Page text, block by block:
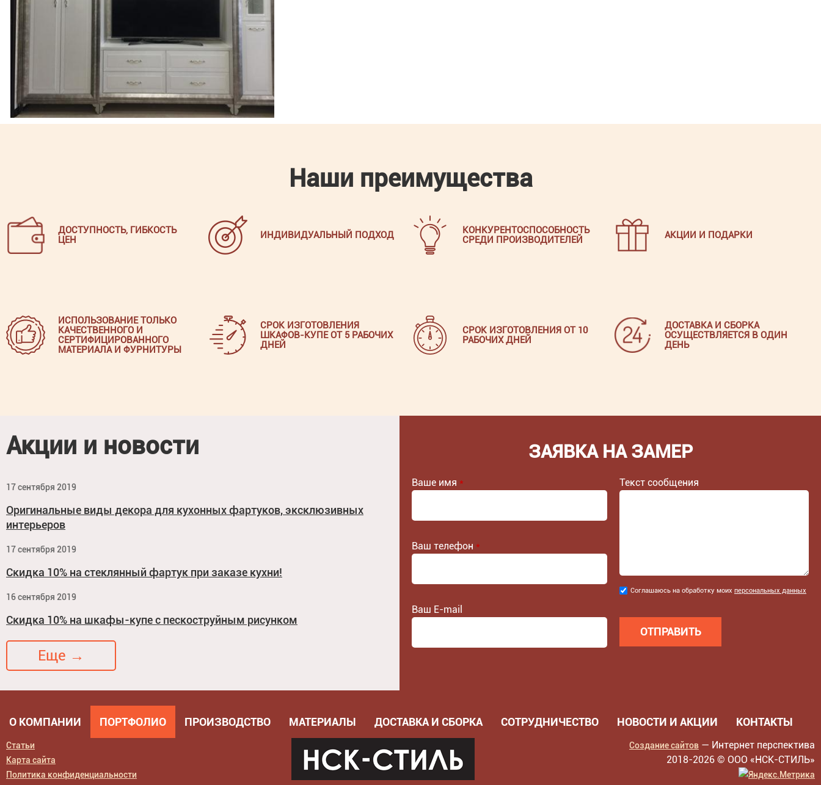
Наши преимущества
ДОСТУПНОСТЬ, ГИБКОСТЬ
ЦЕН
ИНДИВИДУАЛЬНЫЙ ПОДХОД
КОНКУРЕНТОСПОСОБНОСТЬ
СРЕДИ ПРОИЗВОДИТЕЛЕЙ
АКЦИИ И ПОДАРКИ
ИСПОЛЬЗОВАНИЕ ТОЛЬКО
КАЧЕСТВЕННОГО И
СЕРТИФИЦИРОВАННОГО
МАТЕРИАЛА И ФУРНИТУРЫ
СРОК ИЗГОТОВЛЕНИЯ
ШКАФОВ-КУПЕ ОТ 5 РАБОЧИХ
ДНЕЙ
СРОК ИЗГОТОВЛЕНИЯ ОТ 10
РАБОЧИХ ДНЕЙ
ДОСТАВКА И СБОРКА
ОСУЩЕСТВЛЯЕТСЯ В ОДИН
ДЕНЬ
Акции и новости
17 сентября 2019
Оригинальные виды декора для кухонных фартуков, эксклюзивных
интерьеров
17 сентября 2019
Скидка 10% на стеклянный фартук при заказе кухни!
16 сентября 2019
Скидка 10% на шкафы-купе с пескоструйным рисунком
Еще →
ЗАЯВКА НА ЗАМЕР
Ваше имя *
Ваш телефон *
Ваш E-mail
Текст сообщения
Соглашаюсь
данных
Соглашаюсь на обработку моих персональных данных
О КОМПАНИИ ПОРТФОЛИО ПРОИЗВОДСТВО МАТЕРИАЛЫ ДОСТАВКА И СБОРКА СОТРУДНИЧЕСТВО НОВОСТИ И АКЦИИ КОНТАКТЫ
Статьи
Карта сайта
Политика конфиденциальности
Создание сайтов — Интернет перспектива
2018-2026 © ООО «НСК-СТИЛЬ»